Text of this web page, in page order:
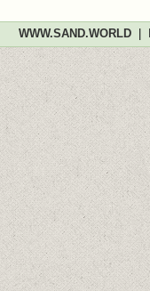
WWW.SAND.WORLD|